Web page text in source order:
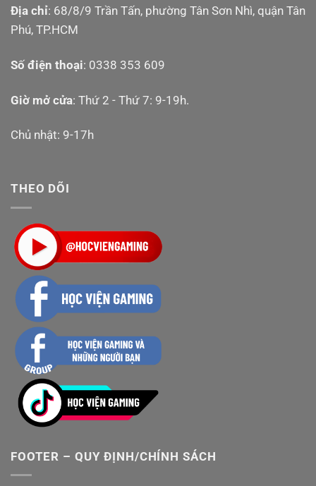
Địa chỉ: 68/8/9 Trần Tấn, phường Tân Sơn Nhì, quận Tân
Phú, TP.HCM
Số điện thoại: 0338 353 609
Giờ mở cửa: Thứ 2 - Thứ 7: 9-19h.
Chủ nhật: 9-17h
THEO DÕI
FOOTER – QUY ĐỊNH/CHÍNH SÁCH